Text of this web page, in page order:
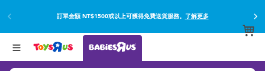
訂單金額 NT$1500或以上可獲得免費送貨服務。 了解更多
網上購買並使用門市取貨在店內取貨。
分類目錄
遊戲及活動
品牌
查看所有